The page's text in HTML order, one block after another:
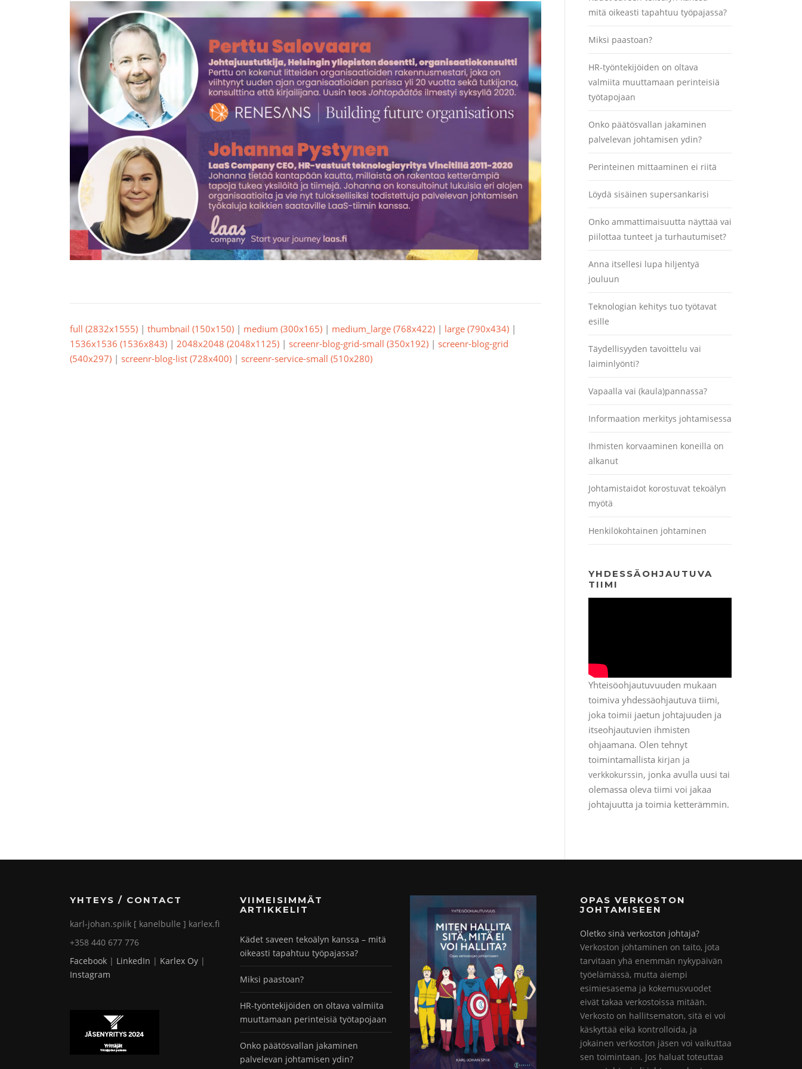
full (2832x1555) | thumbnail (150x150) | medium (300x165) | medium_large (768x422) | large (790x434) |
1536x1536 (1536x843) | 2048x2048 (2048x1125) | screenr-blog-grid-small (350x192) | screenr-blog-grid
(540x297) | screenr-blog-list (728x400) | screenr-service-small (510x280)
mitä oikeasti tapahtuu työpajassa?
Miksi paastoan?
HR-työntekijöiden on oltava
valmiita muuttamaan perinteisiä
työtapojaan
Onko päätösvallan jakaminen
palvelevan johtamisen ydin?
Perinteinen mittaaminen ei riitä
Löydä sisäinen supersankarisi
Onko ammattimaisuutta näyttää vai
piilottaa tunteet ja turhautumiset?
Anna itsellesi lupa hiljentyä
jouluun
Teknologian kehitys tuo työtavat
esille
Täydellisyyden tavoittelu vai
laiminlyönti?
Vapaalla vai (kaula)pannassa?
Informaation merkitys johtamisessa
Ihmisten korvaaminen koneilla on
alkanut
Johtamistaidot korostuvat tekoälyn
myötä
Henkilökohtainen johtaminen
YHDESSÄOHJAUTUVA
TIIMI
Yhteisöohjautuvuuden mukaan
toimiva yhdessäohjautuva tiimi,
joka toimii jaetun johtajuuden ja
itseohjautuvien ihmisten
ohjaamana. Olen tehnyt
toimintamallista kirjan ja
verkkokurssin, jonka avulla uusi tai
olemassa oleva tiimi voi jakaa
johtajuutta ja toimia ketterämmin.
YHTEYS / CONTACT
karl-johan.spiik [ kanelbulle ] karlex.fi
+358 440 677 776
Facebook | LinkedIn | Karlex Oy |
Instagram
VIIMEISIMMÄT
ARTIKKELIT
Kädet saveen tekoälyn kanssa – mitä
oikeasti tapahtuu työpajassa?
Miksi paastoan?
HR-työntekijöiden on oltava valmiita
muuttamaan perinteisiä työtapojaan
Onko päätösvallan jakaminen
palvelevan johtamisen ydin?
OPAS VERKOSTON
JOHTAMISEEN
Oletko sinä verkoston johtaja?
Verkoston johtaminen on taito, jota
tarvitaan yhä enemmän nykypäivän
työelämässä, mutta aiempi
esimiesasema ja kokemusvuodet
eivät takaa verkostoissa mitään.
Verkosto on hallitsematon, sitä ei voi
käskyttää eikä kontrolloida, ja
jokainen verkoston jäsen voi vaikuttaa
sen toimintaan. Jos haluat toteuttaa